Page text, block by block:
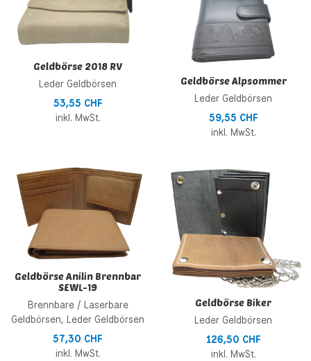
Geldbörse 2018 RV
Leder Geldbörsen
53,55 CHF
inkl. MwSt.
Geldbörse Alpsommer
Leder Geldbörsen
59,55 CHF
inkl. MwSt.
Zur Wunschliste hinzufügen
Zur Vergleichsliste hinzufügen
Schnellansicht
Geldbörse Anilin Brennbar
SEWL-19
Brennbare / Laserbare
Geldbörsen, Leder Geldbörsen
57,30 CHF
inkl. MwSt.
Geldbörse Biker
Leder Geldbörsen
126,50 CHF
inkl. MwSt.